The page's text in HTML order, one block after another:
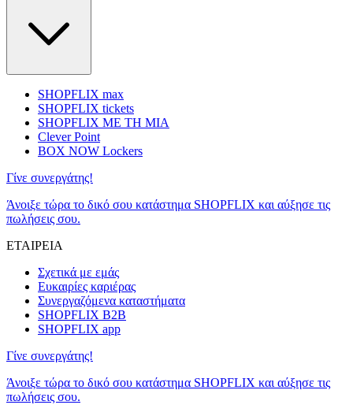
SHOPFLIX max
SHOPFLIX tickets
SHOPFLIX ΜΕ ΤΗ ΜΙΑ
Clever Point
BOX NOW Lockers
Γίνε συνεργάτης!
Άνοιξε τώρα το δικό σου κατάστημα SHOPFLIX και αύξησε τις
πωλήσεις σου.
ΕΤΑΙΡΕΙΑ
Σχετικά με εμάς
Ευκαιρίες καριέρας
Συνεργαζόμενα καταστήματα
SHOPFLIX B2B
SHOPFLIX app
Γίνε συνεργάτης!
Άνοιξε τώρα το δικό σου κατάστημα SHOPFLIX και αύξησε τις
πωλήσεις σου.